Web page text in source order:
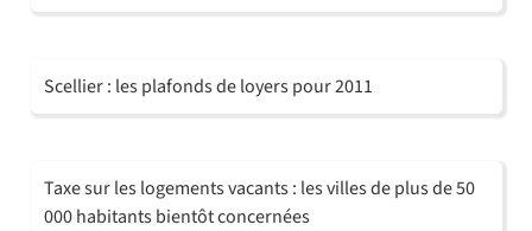
Scellier : les plafonds de loyers pour 2011
Taxe sur les logements vacants : les villes de plus de 50
000 habitants bientôt concernées